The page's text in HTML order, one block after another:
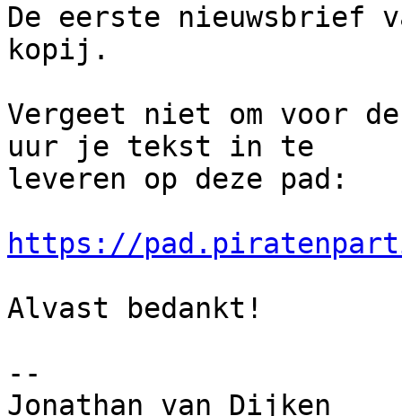
De eerste nieuwsbrief
kopij.
Vergeet niet om voor de
uur je tekst in te
leveren op deze pad:
https://
Alvast bedankt!
--